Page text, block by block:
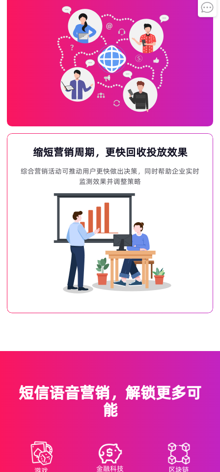
缩短营销周期，更快回收投放效果
综合营销活动可推动用户更快做出决策，同时帮助企业实时
监测效果并调整策略
短信语音营销，解锁更多可
能
金融科技 区块链